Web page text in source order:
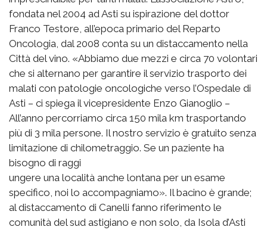
fondata nel 2004 ad Asti su ispirazione del dottor
Franco Testore, all’epoca primario del Reparto
Oncologia, dal 2008 conta su un distaccamento nella
Città del vino. «Abbiamo due mezzi e circa 70 volontari
che si alternano per garantire il servizio trasporto dei
malati con patologie oncologiche verso l’Ospedale di
Asti – ci spiega il vicepresidente Enzo Gianoglio –
All’anno percorriamo circa 150 mila km trasportando
più di 3 mila persone. Il nostro servizio è gratuito senza
limitazione di chilometraggio. Se un paziente ha
bisogno di raggi
ungere una località anche lontana per un esame
specifico, noi lo accompagniamo». Il bacino è grande;
al distaccamento di Canelli fanno riferimento le
comunità del sud astigiano e non solo, da Isola d’Asti